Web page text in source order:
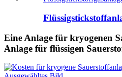
Eine Anlage für kryogenen
Anlage für flüssigen